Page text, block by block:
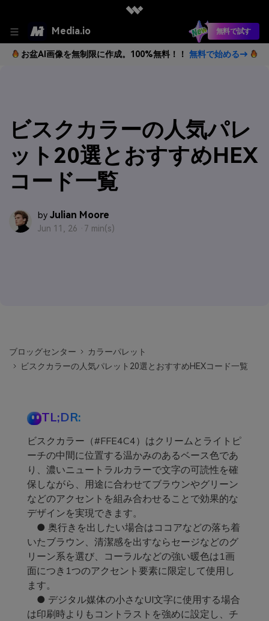
Media.io 無料で試す
お盆AI画像を無制限に作成。100%無料！！ 無料で始める→
ビスクカラーの人気パレ
ット20選とおすすめHEX
コード一覧
by Julian Moore
Jun 11, 26 · 7 min(s)
ブロッグセンター
カラーパレット
ビスクカラーの人気パレット20選とおすすめHEXコード一覧
TL;DR:
ビスクカラー（#FFE4C4）はクリームとライトピ
ーチの中間に位置する温かみのあるベース色であ
り、濃いニュートラルカラーで文字の可読性を確
保しながら、用途に合わせてブラウンやグリーン
などのアクセントを組み合わせることで効果的な
デザインを実現できます。
● 奥行きを出したい場合はココアなどの落ち着
いたブラウン、清潔感を出すならセージなどのグ
リーン系を選び、コーラルなどの強い暖色は1画
面につき1つのアクセント要素に限定して使用し
ます。
● デジタル媒体の小さなUI文字に使用する場合
は印刷時よりもコントラストを強めに設定し、チ